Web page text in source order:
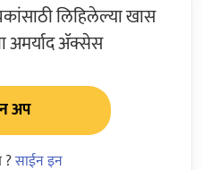
लिहिलेल्या खास
अमर्याद ॲक्सेस
अप
?साईन इन